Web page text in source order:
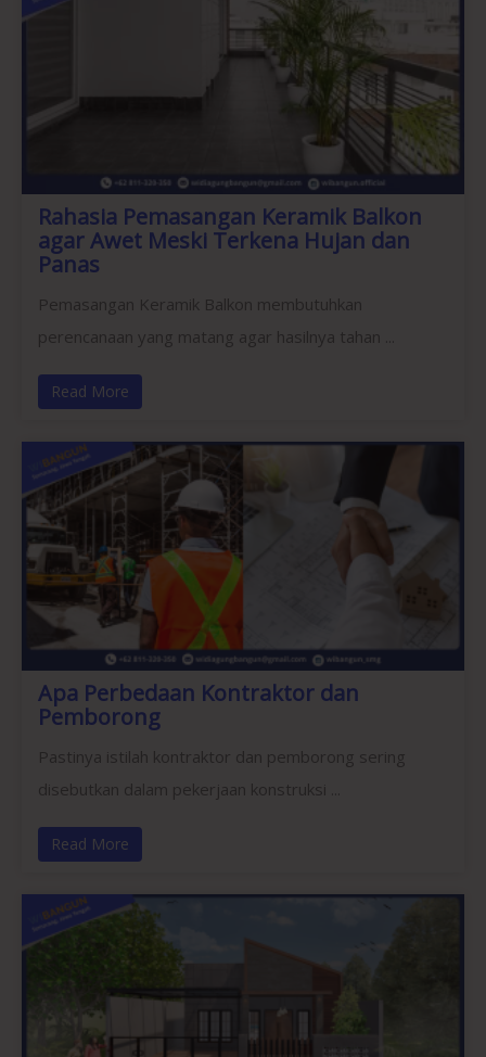
Rahasia Pemasangan Keramik Balkon
agar Awet Meski Terkena Hujan dan
Panas
Pemasangan Keramik Balkon membutuhkan
perencanaan yang matang agar hasilnya tahan ...
Read More
Apa Perbedaan Kontraktor dan
Pemborong
Pastinya istilah kontraktor dan pemborong sering
disebutkan dalam pekerjaan konstruksi ...
Read More